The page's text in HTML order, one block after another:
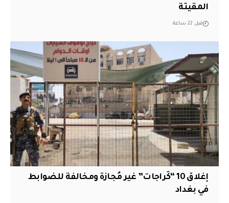
المقيتة
قبل 22 ساعة
إغلاق 10 “كَراجات” غير مُجازة ومخالفة للضوابط
في بغداد